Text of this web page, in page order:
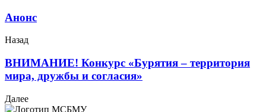
Анонс
Назад
ВНИМАНИЕ! Конкурс «Бурятия – территория
мира, дружбы и согласия»
Далее